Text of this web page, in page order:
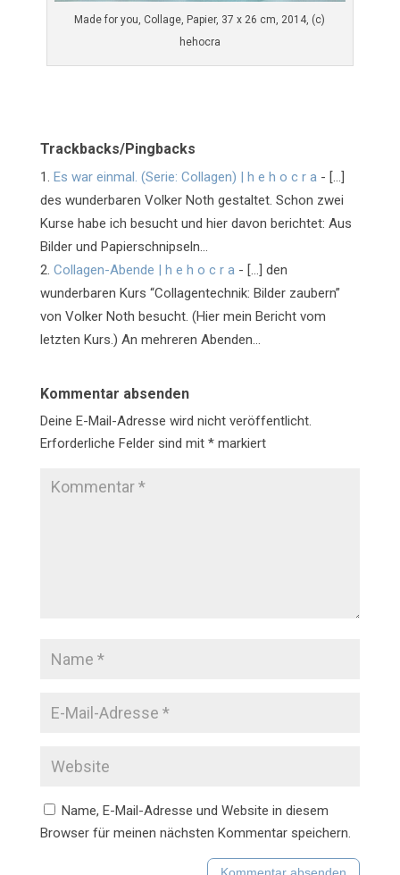
Made for you, Collage, Papier, 37 x 26 cm, 2014, (c)
hehocra
Trackbacks/Pingbacks
Es war einmal. (Serie: Collagen) | h e h o c r a- […]
des wunderbaren Volker Noth gestaltet. Schon zwei
Kurse habe ich besucht und hier davon berichtet: Aus
Bilder und Papierschnipseln…
Collagen-Abende | h e h o c r a- […] den
wunderbaren Kurs “Collagentechnik: Bilder zaubern”
von Volker Noth besucht. (Hier mein Bericht vom
letzten Kurs.) An mehreren Abenden…
Kommentar absenden
Deine E-Mail-Adresse wird nicht veröffentlicht.
Erforderliche Felder sind mit *markiert
Name, E-Mail-Adresse und Website in diesem
Browser für meinen nächsten Kommentar speichern.